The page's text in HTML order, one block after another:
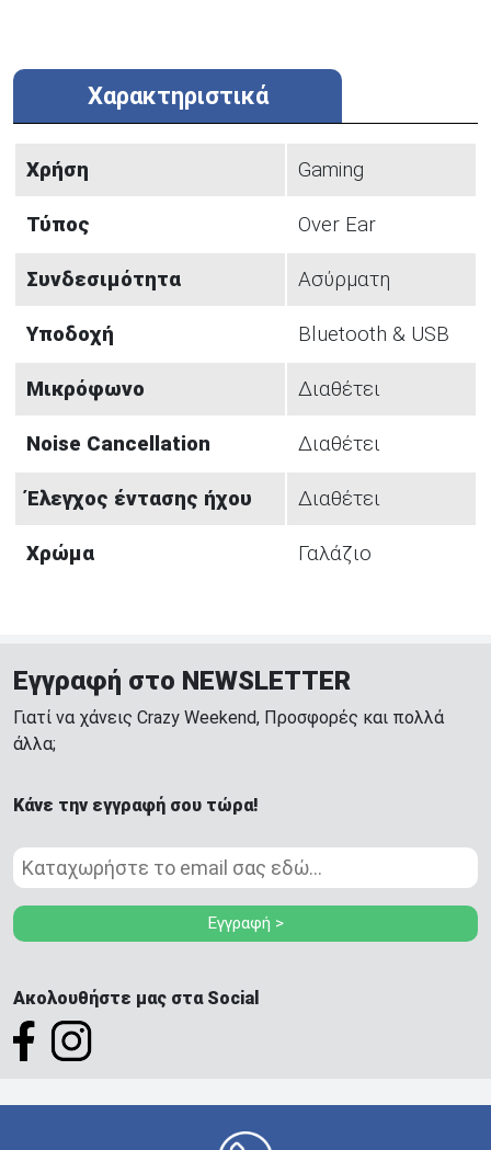
Χαρακτηριστικά
Χρήση Gaming
Τύπος Over Ear
Συνδεσιμότητα Ασύρματη
Υποδοχή Bluetooth & USB
Μικρόφωνο Διαθέτει
Noise Cancellation Διαθέτει
Έλεγχος έντασης ήχου Διαθέτει
Χρώμα Γαλάζιο
Εγγραφή στο NEWSLETTER
Γιατί να χάνεις Crazy Weekend, Προσφορές και πολλά
άλλα;
Κάνε την εγγραφή σου τώρα!
Εγγραφή >
Ακολουθήστε μας στα Social